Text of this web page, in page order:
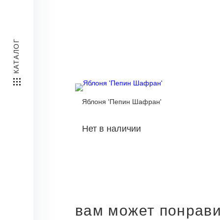
КАТАЛОГ
Яблоня 'Пепин Шафран'
Нет в наличии
вам может